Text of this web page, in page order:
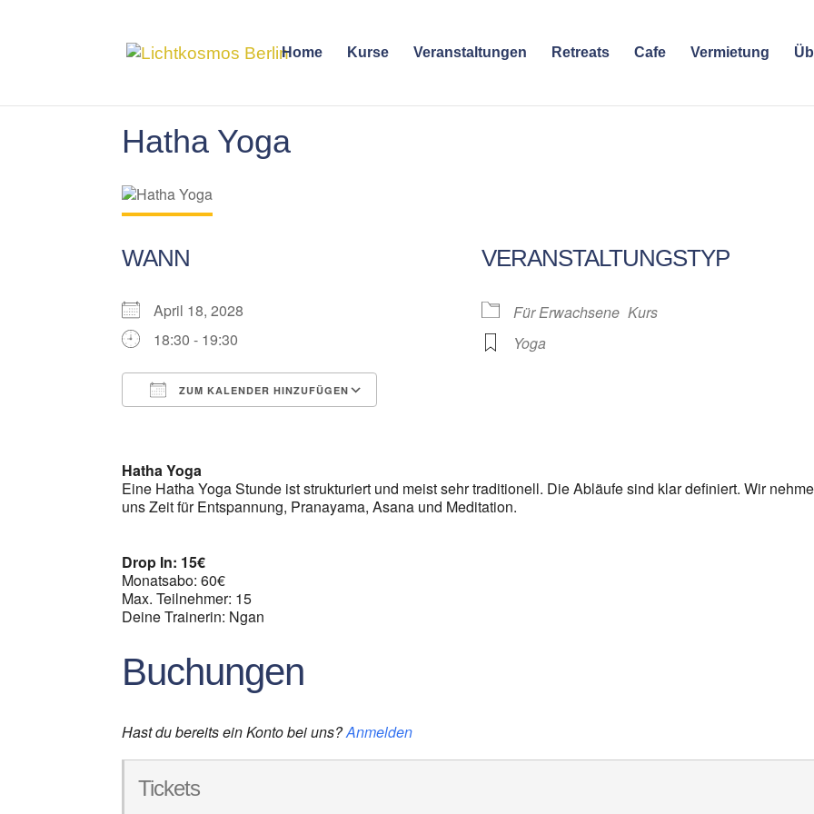
Home Kurse Veranstaltungen Retreats Cafe Vermietung
Hatha Yoga
WANN
April 18, 2028
18:30 - 19:30
ZUM KALENDER HINZUFÜGEN
VERANSTALTUNGSTYP
Für Erwachsene Kurs
Yoga
Hatha Yoga
Eine Hatha Yoga Stunde ist strukturiert und meist sehr traditionell. Die Abläufe sind klar definiert. Wir
uns Zeit für Entspannung, Pranayama, Asana und Meditation.
Drop In: 15€
Monatsabo: 60€
Max. Teilnehmer: 15
Deine Trainerin: Ngan
Buchungen
Hast du bereits ein Konto bei uns?Anmelden
Tickets